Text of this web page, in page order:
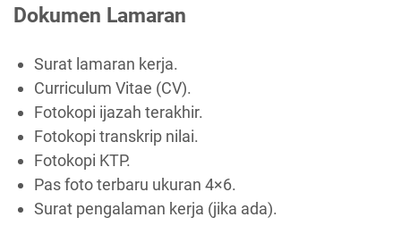
Dokumen Lamaran
Surat lamaran kerja.
Curriculum Vitae (CV).
Fotokopi ijazah terakhir.
Fotokopi transkrip nilai.
Fotokopi KTP.
Pas foto terbaru ukuran 4×6.
Surat pengalaman kerja (jika ada).